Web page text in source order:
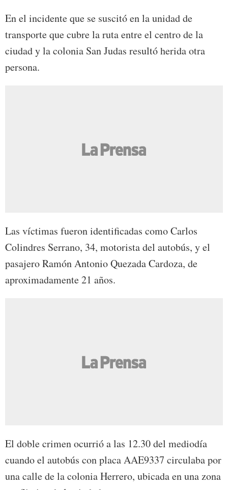
En el incidente que se suscitó en la unidad de
transporte que cubre la ruta entre el centro de la
ciudad y la colonia San Judas resultó herida otra
persona.
Las víctimas fueron identificadas como Carlos
Colindres Serrano, 34, motorista del autobús, y el
pasajero Ramón Antonio Quezada Cardoza, de
aproximadamente 21 años.
El doble crimen ocurrió a las 12.30 del mediodía
cuando el autobús con placa AAE9337 circulaba por
una calle de la colonia Herrero, ubicada en una zona